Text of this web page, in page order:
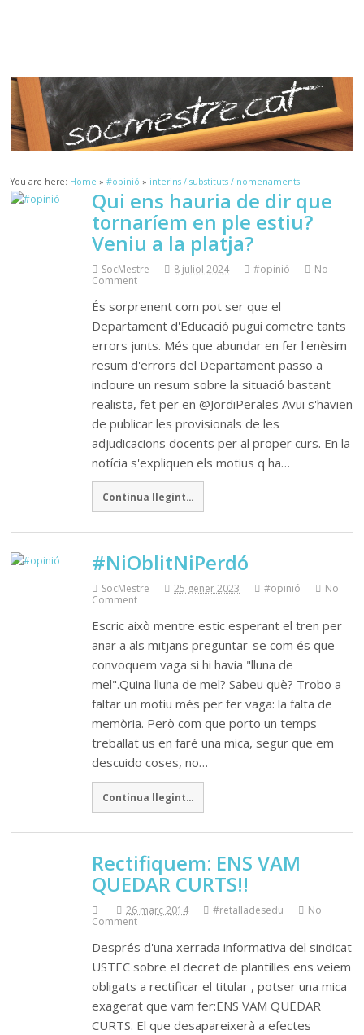
You are here: Home »#opinió » interins / substituts / nomenaments
Qui ens hauria de dir que
tornaríem en ple estiu?
Veniu a la platja?
SocMestre 8 juliol 2024 #opinió
No
Comment
És sorprenent com pot ser que el
Departament d'Educació pugui cometre tants
errors junts. Més que abundar en fer l'enèsim
resum d'errors del Departament passo a
incloure un resum sobre la situació bastant
realista, fet per en @JordiPerales Avui s'havien
de publicar les provisionals de les
adjudicacions docents per al proper curs. En la
notícia s'expliquen els motius q ha…
Continua llegint...
#NiOblitNiPerdó
SocMestre 25 gener 2023 #opinió
No
Comment
Escric això mentre estic esperant el tren per
anar a als mitjans preguntar-se com és que
convoquem vaga si hi havia "lluna de
mel".Quina lluna de mel? Sabeu què? Trobo a
faltar un motiu més per fer vaga: la falta de
memòria. Però com que porto un temps
treballat us en faré una mica, segur que em
descuido coses, no…
Continua llegint...
Rectifiquem: ENS VAM
QUEDAR CURTS!!
26 març 2014 #retalladesedu
No
Comment
Després d'una xerrada informativa del sindicat
USTEC sobre el decret de plantilles ens veiem
obligats a rectificar el titular , potser una mica
exagerat que vam fer:ENS VAM QUEDAR
CURTS. El que desapareixerà a efectes